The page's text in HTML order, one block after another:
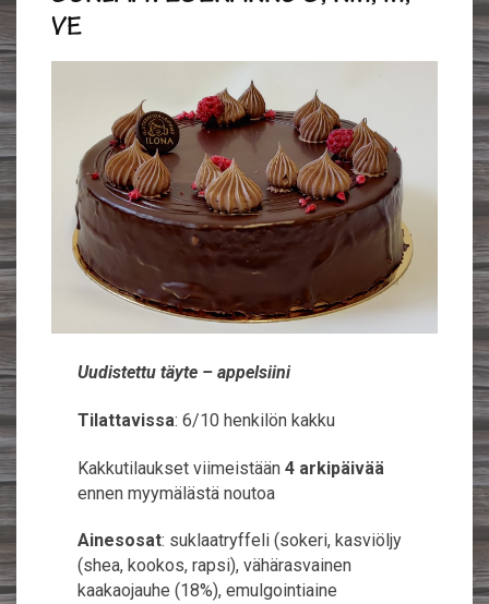
VE
Uudistettu täyte – appelsiini
Tilattavissa: 6/10 henkilön kakku
Kakkutilaukset viimeistään 4 arkipäivää
ennen myymälästä noutoa
Ainesosat: suklaatryffeli (sokeri, kasviöljy
(shea, kookos, rapsi), vähärasvainen
kaakaojauhe (18%), emulgointiaine